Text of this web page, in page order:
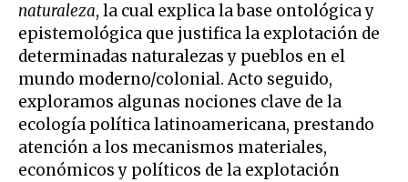
naturaleza, la cual explica la base ontológica y
epistemológica que justifica la explotación de
determinadas naturalezas y pueblos en el
mundo moderno/colonial. Acto seguido,
exploramos algunas nociones clave de la
ecología política latinoamericana, prestando
atención a los mecanismos materiales,
económicos y políticos de la explotación